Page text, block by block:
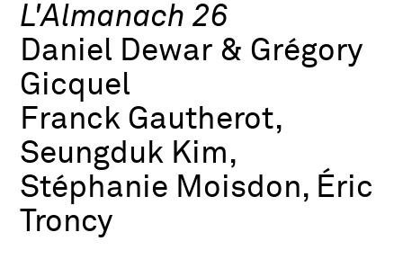
L'Almanach 26
Daniel Dewar & Grégory
Gicquel
Franck Gautherot,
Seungduk Kim,
Stéphanie Moisdon, Éric
Troncy